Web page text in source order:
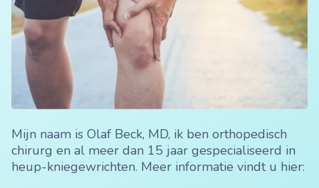
Mijn naam is Olaf Beck, MD, ik ben orthopedisch
chirurg en al meer dan 15 jaar gespecialiseerd in
heup-kniegewrichten. Meer informatie vindt u hier: